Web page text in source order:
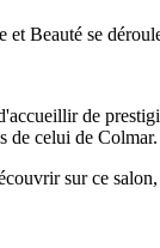
et Beauté se
de
de celui de Colmar.
sur ce